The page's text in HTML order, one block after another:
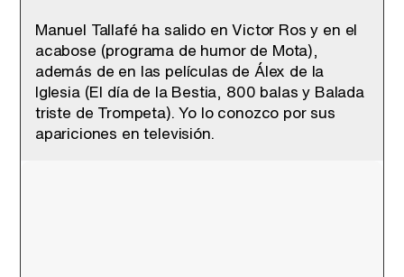
Manuel Tallafé ha salido en Victor Ros y en el
acabose (programa de humor de Mota),
además de en las películas de Álex de la
Iglesia (El día de la Bestia, 800 balas y Balada
triste de Trompeta). Yo lo conozco por sus
apariciones en televisión.